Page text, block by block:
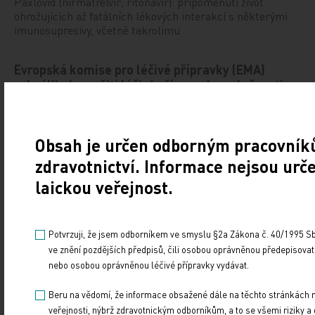
ohrožujících až fatálních lékových interakcí s některými
imunosupresivy, včetně takrolimu
Evropská komise pro léčivé přípravky (EMA)
schválila k použití léčivý přípravek společnosti
21. 3. 2024
Lebrikizumab je monoklonální protilátka, která se váže
s vysokou afinitou na interleukin 13 a selektivně inhibuje
Rodiny pečující o vážně nemocné děti získají
novou formu podpory
14. 3. 2024
Obsah je určen odborným
zdravotnictví. Informace nejsou
laickou veřejnost.
Potvrzuji, že jsem odborníkem ve smyslu §2a Zákona č. 40/1995
ve znění pozdějších předpisů, čili osobou oprávněnou
nebo osobou oprávněnou léčivé přípravky vydávat.
Beru na vědomí, že informace obsažené dále na těchto stránkách
veřejnosti, nýbrž zdravotnickým odborníkům, a to se všemi riziky a